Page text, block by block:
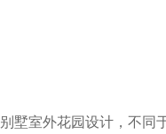
别墅室外花园设计，不同